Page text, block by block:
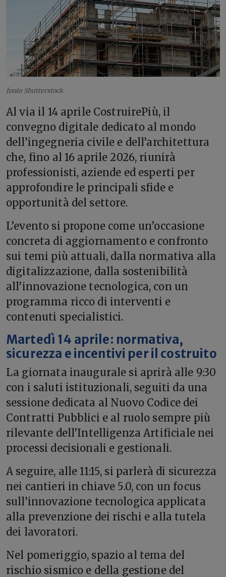
fonte Shutterstock
Al via il 14 aprile CostruirePiù, il
convegno digitale dedicato al mondo
dell’ingegneria civile e dell’architettura
che, fino al 16 aprile 2026, riunirà
professionisti, aziende ed esperti per
approfondire le principali sfide e
opportunità del settore.
L’evento si propone come un’occasione
concreta di aggiornamento e confronto
sui temi più attuali, dalla normativa alla
digitalizzazione, dalla sostenibilità
all’innovazione tecnologica, con un
programma ricco di interventi e
contenuti specialistici.
Martedì 14 aprile: normativa,
sicurezza e incentivi per il costruito
La giornata inaugurale si aprirà alle 9:30
con i saluti istituzionali, seguiti da una
sessione dedicata al Nuovo Codice dei
Contratti Pubblici e al ruolo sempre più
rilevante dell’Intelligenza Artificiale nei
processi decisionali e gestionali.
A seguire, alle 11:15, si parlerà di sicurezza
nei cantieri in chiave 5.0, con un focus
sull’innovazione tecnologica applicata
alla prevenzione dei rischi e alla tutela
dei lavoratori.
Nel pomeriggio, spazio al tema del
rischio sismico e della gestione del